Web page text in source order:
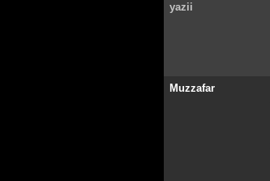
yazii
Muzzafar